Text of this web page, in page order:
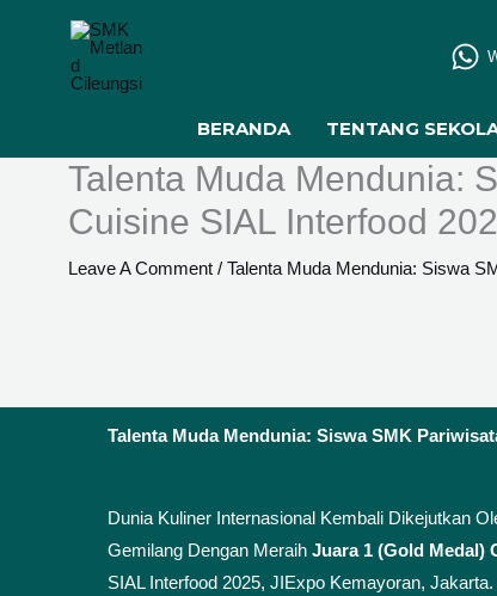
BERANDA TENTANG
Talenta Muda Mendunia:
Cuisine SIAL Interfood
Leave A Comment / Talenta Muda Mendunia: Siswa
Talenta Muda Mendunia: Siswa SMK
Dunia Kuliner Internasional Kembali Dikejutkan
Gemilang Dengan Meraih Juara 1 (Gold Medal)
SIAL Interfood 2025, JIExpo Kemayoran, Jakarta.